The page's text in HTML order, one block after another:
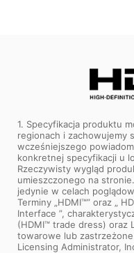
1. Specyfikacja produktu
regionach i zachowujemy
wcześniejszego
konkretnej specyfikacji u
Rzeczywisty wygląd
umieszczonego na
jedynie w celach
Terminy „HDMI™” oraz „
Interface ”,
(HDMI™ trade dress) oraz
towarowe lub
Licensing Administrator,